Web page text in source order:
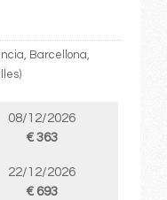
Barcellona,
08/12/2026
€ 363
22/12/2026
€ 693